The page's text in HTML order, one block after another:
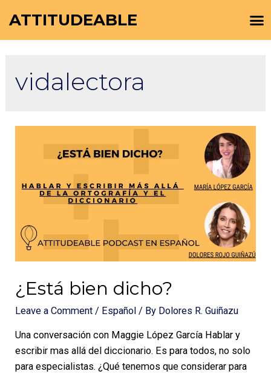
ATTITUDEABLE
vidalectora
¿Está bien dicho?
Leave a Comment / Español / By Dolores R. Guiñazu
Una conversación con Maggie López García Hablar y
escribir mas allá del diccionario. Es para todos, no solo
para especialistas. ¿Qué tenemos que considerar para